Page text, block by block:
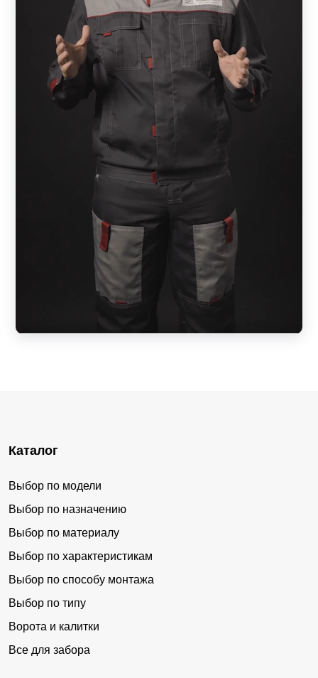
Каталог
Выбор по модели
Выбор по назначению
Выбор по материалу
Выбор по характеристикам
Выбор по способу монтажа
Выбор по типу
Ворота и калитки
Все для забора